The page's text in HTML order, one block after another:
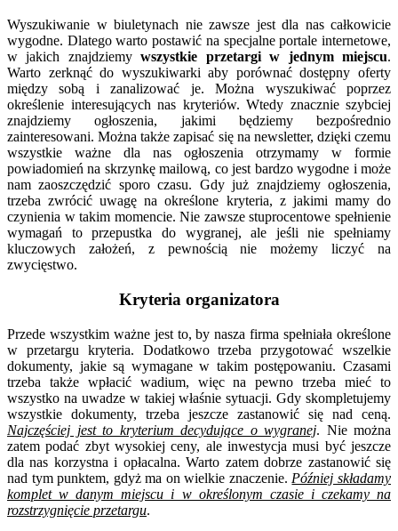
Wyszukiwanie w biuletynach nie zawsze jest dla nas całkowicie
wygodne. Dlatego warto postawić na specjalne portale internetowe,
w jakich znajdziemywszystkie przetargi w jednym miejscu.
Warto zerknąć do wyszukiwarki aby porównać dostępny oferty
między sobą i zanalizować je. Można wyszukiwać poprzez
określenie interesujących nas kryteriów. Wtedy znacznie szybciej
znajdziemy ogłoszenia, jakimi będziemy bezpośrednio
zainteresowani. Można także zapisać się na newsletter, dzięki czemu
wszystkie ważne dla nas ogłoszenia otrzymamy w formie
powiadomień na skrzynkę mailową, co jest bardzo wygodne i może
nam zaoszczędzić sporo czasu. Gdy już znajdziemy ogłoszenia,
trzeba zwrócić uwagę na określone kryteria, z jakimi mamy do
czynienia w takim momencie. Nie zawsze stuprocentowe spełnienie
wymagań to przepustka do wygranej, ale jeśli nie spełniamy
kluczowych założeń, z pewnością nie możemy liczyć na
zwycięstwo.
Kryteria organizatora
Przede wszystkim ważne jest to, by nasza firma spełniała określone
w przetargu kryteria. Dodatkowo trzeba przygotować wszelkie
dokumenty, jakie są wymagane w takim postępowaniu. Czasami
trzeba także wpłacić wadium, więc na pewno trzeba mieć to
wszystko na uwadze w takiej właśnie sytuacji. Gdy skompletujemy
wszystkie dokumenty, trzeba jeszcze zastanowić się nad ceną.
Najczęściej jest to kryterium decydujące o wygranej. Nie można
zatem podać zbyt wysokiej ceny, ale inwestycja musi być jeszcze
dla nas korzystna i opłacalna. Warto zatem dobrze zastanowić się
nad tym punktem, gdyż ma on wielkie znaczenie. Później składamy
komplet w danym miejscu i w określonym czasie i czekamy na
rozstrzygnięcie przetargu.